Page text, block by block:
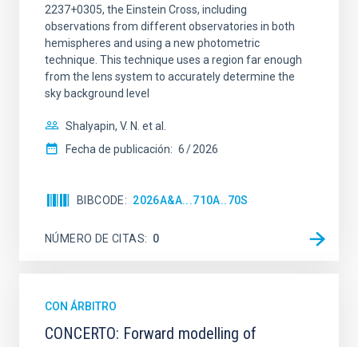
2237+0305, the Einstein Cross, including
observations from different observatories in both
hemispheres and using a new photometric
technique. This technique uses a region far enough
from the lens system to accurately determine the
sky background level
Shalyapin, V. N. et al.
Fecha de publicación: 6 2026
BIBCODE 2026A&A...710A..70S
NÚMERO DE CITAS 0
CON ÁRBITRO
CONCERTO: Forward modelling of